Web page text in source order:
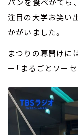
注目の大学お笑い
かがいました。
まつりの幕開けに
ー「まるごとソー